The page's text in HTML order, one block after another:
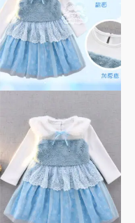
多
種
款
式。
可
在
頁
面
選
擇
選